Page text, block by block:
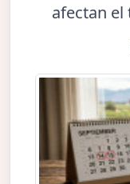
afectan el